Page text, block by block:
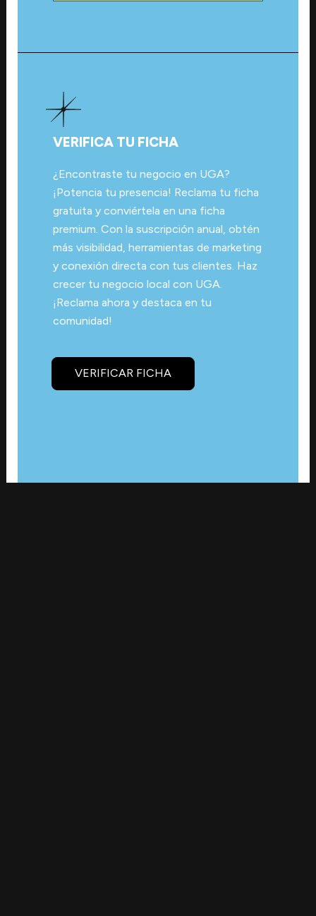
VERIFICA TU FICHA
¿Encontraste tu negocio en UGA?
¡Potencia tu presencia! Reclama tu ficha
gratuita y conviértela en una ficha
premium. Con la suscripción anual, obtén
más visibilidad, herramientas de marketing
y conexión directa con tus clientes. Haz
crecer tu negocio local con UGA.
¡Reclama ahora y destaca en tu
comunidad!
VERIFICAR FICHA